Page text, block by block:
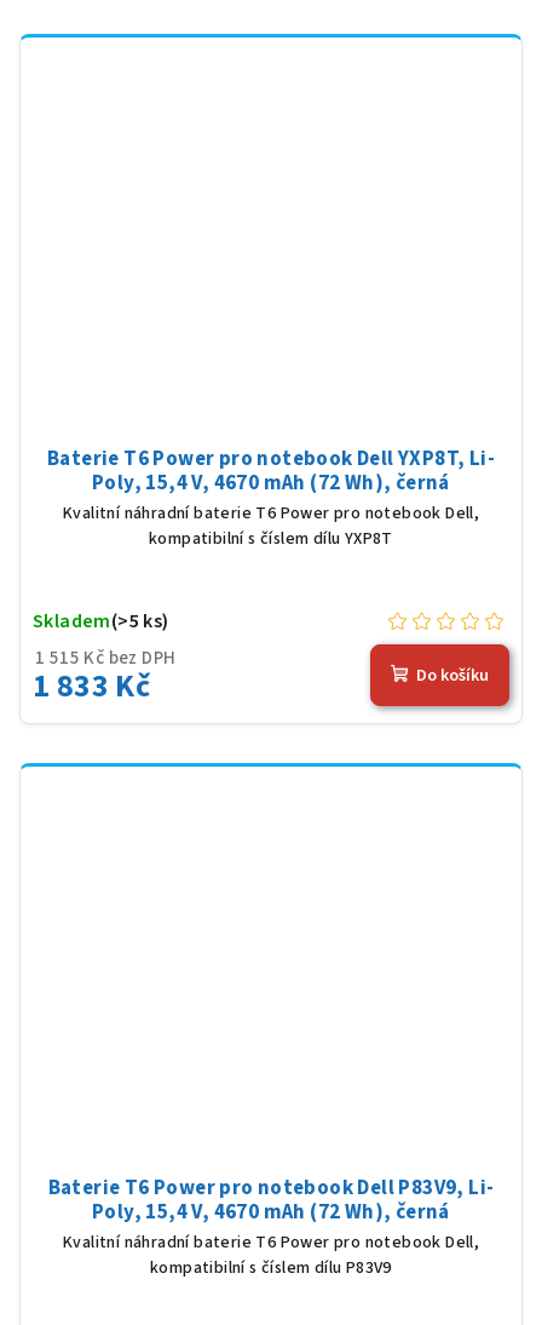
Baterie T6 Power pro notebook Dell YXP8T, Li-
Poly, 15,4 V, 4670 mAh (72 Wh), černá
Kvalitní náhradní baterie T6 Power pro notebook Dell,
kompatibilní s číslem dílu YXP8T
1 515 Kč bez DPH
1 833 Kč
Skladem(>5 ks)
Do košíku
Baterie T6 Power pro notebook Dell P83V9, Li-
Poly, 15,4 V, 4670 mAh (72 Wh), černá
Kvalitní náhradní baterie T6 Power pro notebook Dell,
kompatibilní s číslem dílu P83V9